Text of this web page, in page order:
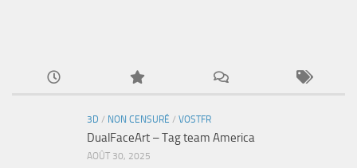
3D / NON CENSURÉ / VOSTFR
DualFaceArt – Tag team America
AOÛT 30, 2025